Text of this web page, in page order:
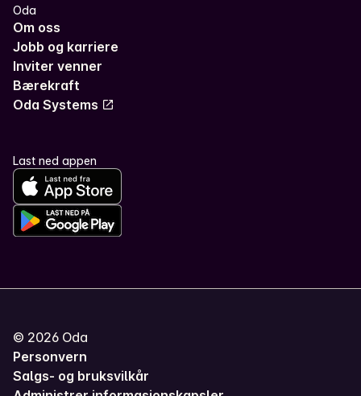
Oda
Om oss
Jobb og karriere
Inviter venner
Bærekraft
Oda Systems
Last ned appen
© 2026 Oda
Personvern
Salgs- og bruksvilkår